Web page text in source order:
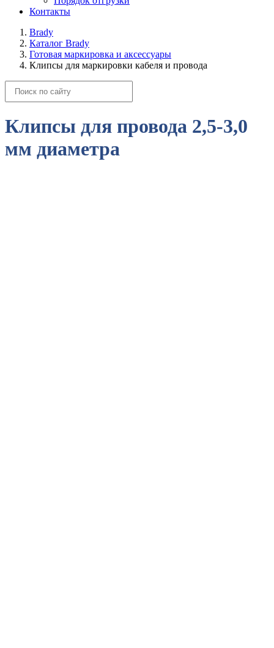
Контакты
Brady
Каталог Brady
Готовая маркировка и аксессуары
Клипсы для маркировки кабеля и провода
Клипсы для провода 2,5-3,0
мм диаметра